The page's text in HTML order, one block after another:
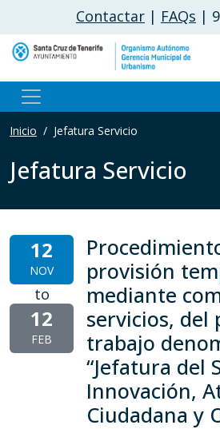
Pasar al contenido principal
Contactar | FAQs |
Inicio Jefatura Servicio
Jefatura Servicio
12
NOV
to
12
FEB
provisión
mediante
servicios, del
trabajo
“Jefatura del
Innovación,
Ciudadana y